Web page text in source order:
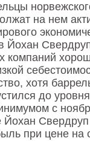
на нем
Йохан
компаний
хотя
до
с
Йохан
при цене на